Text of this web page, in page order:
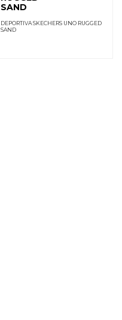
SAND
DEPORTIVA SKECHERS UNO RUGGED
SAND